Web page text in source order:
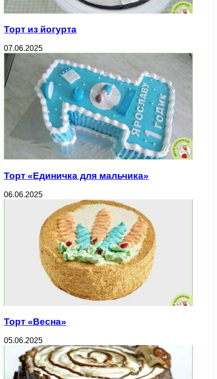
Торт из йогурта
07.06.2025
Торт «Единичка для мальчика»
06.06.2025
Торт «Весна»
05.06.2025